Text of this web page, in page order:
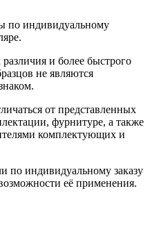
по индивидуальному
и более быстрого
не являются
от представленных
фурнитуре, а также
комплектующих и
по индивидуальному заказу
её применения.